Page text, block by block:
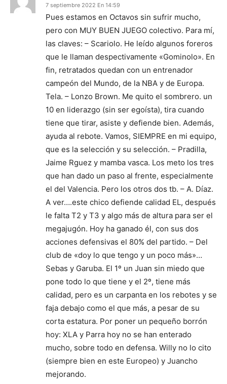
7 septiembre 2022 En 14:59
Pues estamos en Octavos sin sufrir mucho,
pero con MUY BUEN JUEGO colectivo. Para mí,
las claves: – Scariolo. He leído algunos foreros
que le llaman despectivamente «Gominolo». En
fin, retratados quedan con un entrenador
campeón del Mundo, de la NBA y de Europa.
Tela. – Lonzo Brown. Me quito el sombrero. un
10 en liderazgo (sin ser egoísta), tira cuando
tiene que tirar, asiste y defiende bien. Además,
ayuda al rebote. Vamos, SIEMPRE en mi equipo,
que es la selección y su selección. – Pradilla,
Jaime Rguez y mamba vasca. Los meto los tres
que han dado un paso al frente, especialmente
el del Valencia. Pero los otros dos tb. – A. Díaz.
A ver….este chico defiende calidad EL, después
le falta T2 y T3 y algo más de altura para ser el
megajugón. Hoy ha ganado él, con sus dos
acciones defensivas el 80% del partido. – Del
club de «doy lo que tengo y un poco más»…
Sebas y Garuba. El 1º un Juan sin miedo que
pone todo lo que tiene y el 2º, tiene más
calidad, pero es un carpanta en los rebotes y se
faja debajo como el que más, a pesar de su
corta estatura. Por poner un pequeño borrón
hoy: XLA y Parra hoy no se han enterado
mucho, sobre todo en defensa. Willy no lo cito
(siempre bien en este Europeo) y Juancho
mejorando.